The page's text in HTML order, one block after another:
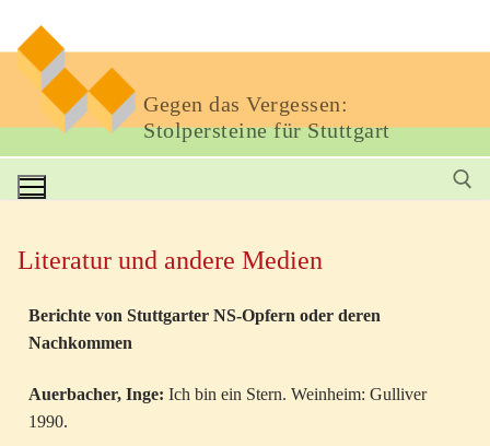
Gegen das Vergessen:
Stolpersteine für Stuttgart
Literatur und andere Medien
Berichte von Stuttgarter NS-Opfern oder deren
Nachkommen
Auerbacher, Inge: Ich bin ein Stern. Weinheim: Gulliver
1990.